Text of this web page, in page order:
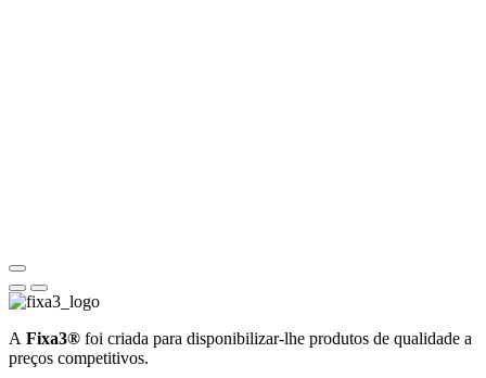
A Fixa3® foi criada para disponibilizar-lhe produtos de qualidade a
preços competitivos.